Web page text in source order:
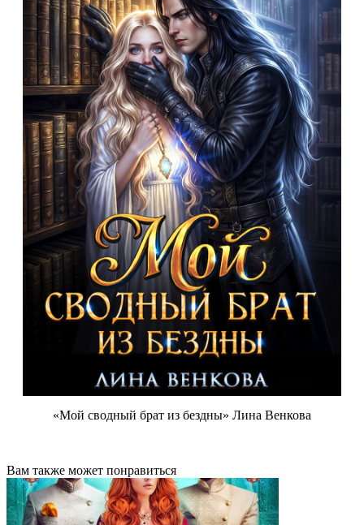
«Мой сводный брат из бездны» Лина Венкова
Вам также может понравиться